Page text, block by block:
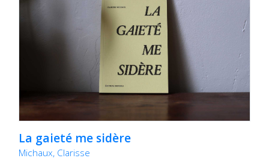
La gaieté me sidère
Michaux, Clarisse